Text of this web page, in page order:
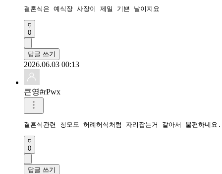
결혼식은 예식장 사장이 제일 기쁜 날이지요
0
답글 쓰기
2026.06.03 00:13
큰영#rPwx
결혼식관련 청모도 허례허식처럼 자리잡는거 같아서 불편하네요.
0
답글 쓰기